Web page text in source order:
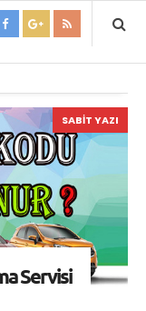
SABIT YAZI
Servisi